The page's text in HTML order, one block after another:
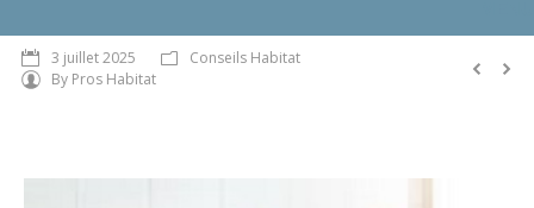
3 juillet 2025
Conseils Habitat
By Pros Habitat